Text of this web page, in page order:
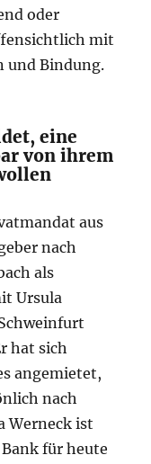
oder
mit
und Bindung.
eine
von ihrem
aus
nach
als
Ursula
hat sich
angemietet,
nach
Werneck ist
für heute